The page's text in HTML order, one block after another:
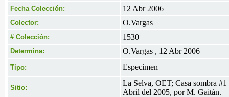
Fecha Colección: 12 Abr 2006
Colector: O.Vargas
# Colección: 1530
Determina: O.Vargas , 12 Abr 2006
Tipo: Especimen
Sitio:
La Selva, OET; Casa sombra
Abril del 2005, por M. Gaitán.